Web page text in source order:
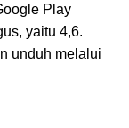
Play
yaitu 4,6.
unduh melalui